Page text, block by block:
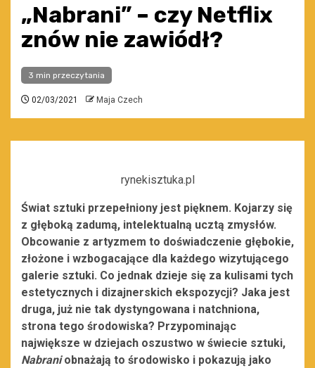
„Nabrani” – czy Netflix
znów nie zawiódł?
3 min przeczytania
02/03/2021 Maja Czech
rynekisztuka.pl
Świat sztuki przepełniony jest pięknem. Kojarzy się
z głęboką zadumą, intelektualną ucztą zmysłów.
Obcowanie z artyzmem to doświadczenie głębokie,
złożone i wzbogacające dla każdego wizytującego
galerie sztuki. Co jednak dzieje się za kulisami tych
estetycznych i dizajnerskich ekspozycji? Jaka jest
druga, już nie tak dystyngowana i natchniona,
strona tego środowiska? Przypominając
największe w dziejach oszustwo w świecie sztuki,
Nabraniobnażają to środowisko i pokazują jako